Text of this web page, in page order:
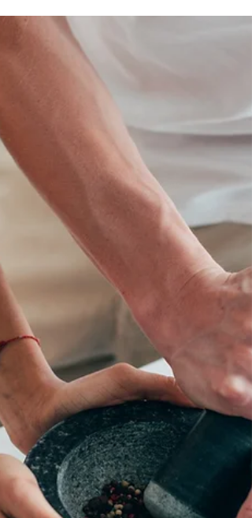
Plongez dans une aventure
passionnante lors de Salons organisé
par Sud Ouest Events les 2 et 3 février